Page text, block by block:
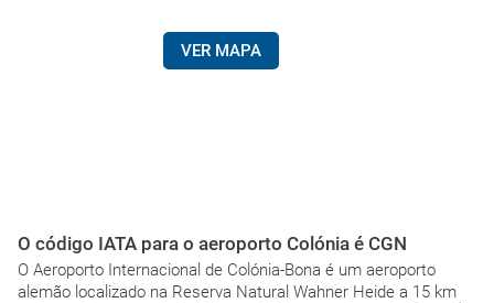
VER MAPA
O código IATA para o aeroporto Colónia é CGN
O Aeroporto Internacional de Colónia-Bona é um aeroporto
alemão localizado na Reserva Natural Wahner Heide a 15 km